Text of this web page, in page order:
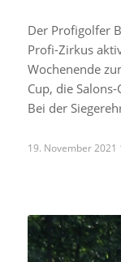
Der Profigolfer
Profi-Zirkus
Wochenende
Cup, die
Bei der
19. November 2021